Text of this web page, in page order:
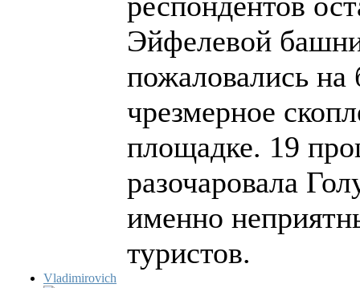
Vladimirovich
Эйфелевой
пожаловались
чрезмерное
площадке. 19
разочаровала
именно
туристов.